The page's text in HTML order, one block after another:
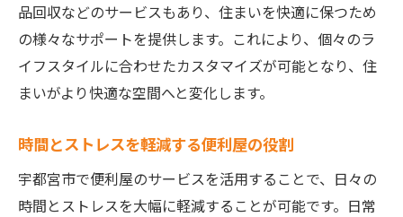
品回収などのサービスもあり、住まいを快適に保つため
の様々なサポートを提供します。これにより、個々のラ
イフスタイルに合わせたカスタマイズが可能となり、住
まいがより快適な空間へと変化します。
時間とストレスを軽減する便利屋の役割
宇都宮市で便利屋のサービスを活用することで、日々の
時間とストレスを大幅に軽減することが可能です。日常